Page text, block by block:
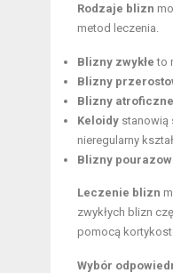
Rodzaje blizn
metod leczenia.
Blizny zwykłe to
Blizny
Blizny atroficzne
Keloidy stanowią
nieregularny
Blizny
Leczenie blizn
zwykłych blizn
pomocą
Wybór